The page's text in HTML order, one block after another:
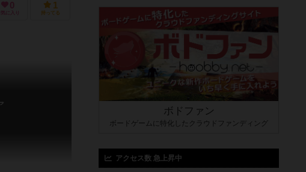
0
気に入り
1
持ってる
ボドファン
ボードゲームに特化したクラウドファンディング
アクセス数 急上昇中